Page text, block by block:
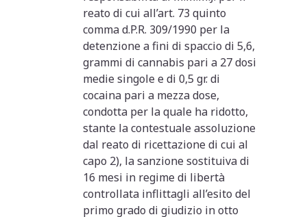
reato di cui all’art. 73 quinto
comma d.P.R. 309/1990 per la
detenzione a fini di spaccio di 5,6,
grammi di cannabis pari a 27 dosi
medie singole e di 0,5 gr. di
cocaina pari a mezza dose,
condotta per la quale ha ridotto,
stante la contestuale assoluzione
dal reato di ricettazione di cui al
capo 2), la sanzione sostituiva di
16 mesi in regime di libertà
controllata inflittagli all’esito del
primo grado di giudizio in otto